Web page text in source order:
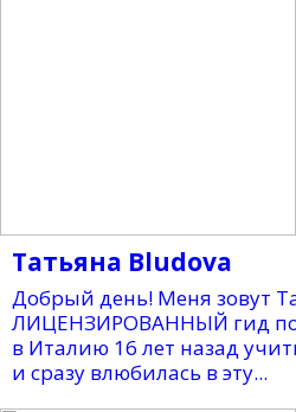
Татьяна Bludova
Добрый день! Меня зовут
ЛИЦЕНЗИРОВАННЫЙ гид
в Италию 16 лет назад
и сразу влюбилась в эту...